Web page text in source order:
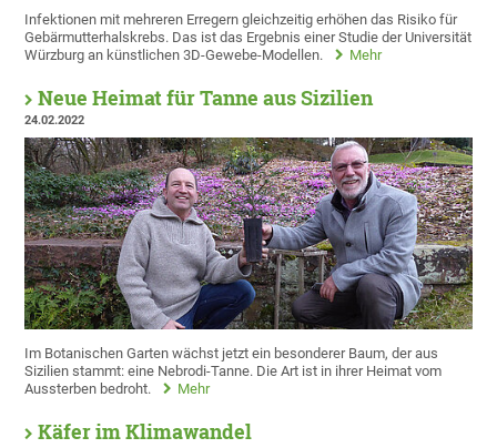
Infektionen mit mehreren Erregern gleichzeitig erhöhen das Risiko für
Gebärmutterhalskrebs. Das ist das Ergebnis einer Studie der Universität
Würzburg an künstlichen 3D-Gewebe-Modellen.
Mehr
Neue Heimat für Tanne aus Sizilien
24.02.2022
Im Botanischen Garten wächst jetzt ein besonderer Baum, der aus
Sizilien stammt: eine Nebrodi-Tanne. Die Art ist in ihrer Heimat vom
Aussterben bedroht.
Mehr
Käfer im Klimawandel